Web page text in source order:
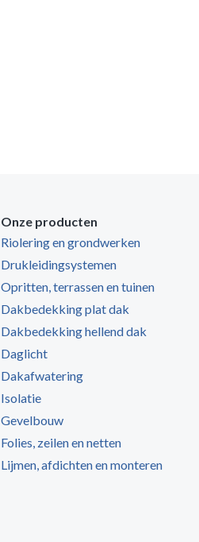
Onze producten
Riolering en grondwerken
Drukleidingsystemen
Opritten, terrassen en tuinen
Dakbedekking plat dak
Dakbedekking hellend dak
Daglicht
Dakafwatering
Isolatie
Gevelbouw
Folies, zeilen en netten
Lijmen, afdichten en monteren